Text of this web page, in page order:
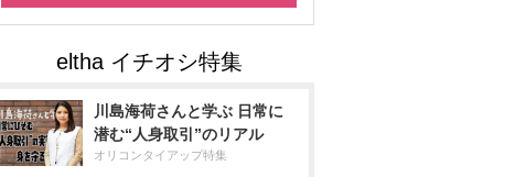
川島海荷さんと学ぶ 日常に
潜む“人身取引”のリアル
オリコンタイアップ特集